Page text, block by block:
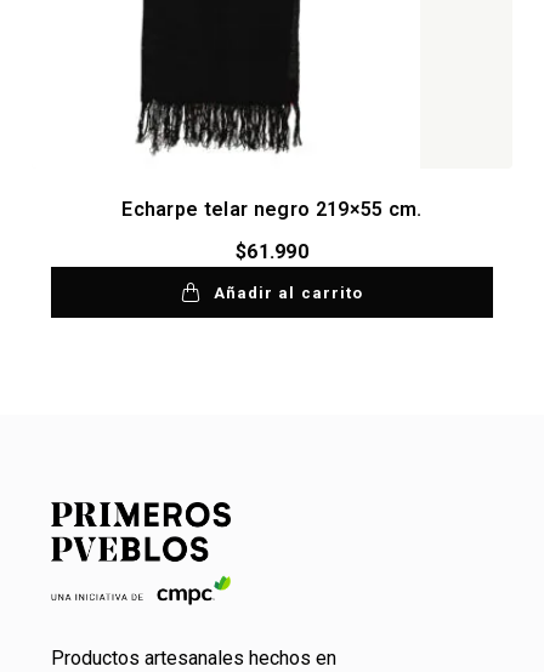
Echarpe telar negro 219×55 cm.
$61.990
Añadir al carrito
Productos artesanales hechos en